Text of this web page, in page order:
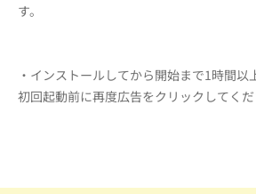
す。
・インストールしてから開始まで1時間以
初回起動前に再度広告をクリックしてくだ